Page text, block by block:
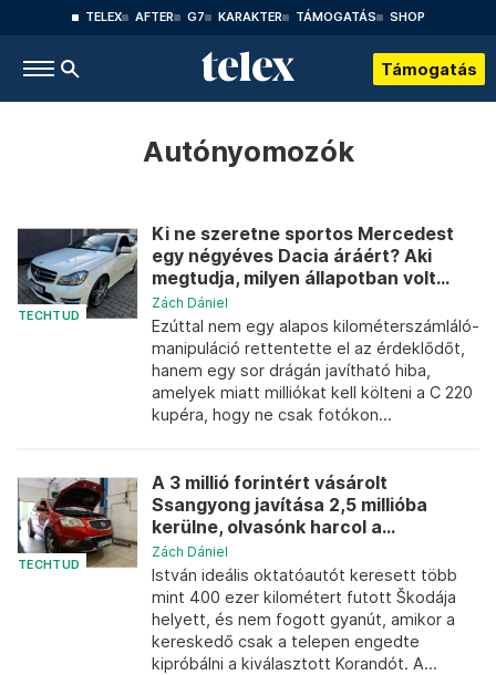
TELEX AFTER G7 KARAKTER TÁMOGATÁS SHOP
Támogatás
Autónyomozók
TECHTUD
Ki ne szeretne sportos Mercedest
egy négyéves Dacia áráért? Aki
megtudja, milyen állapotban volt...
Zách Dániel
Ezúttal nem egy alapos kilométerszámláló-
manipuláció rettentette el az érdeklődőt,
hanem egy sor drágán javítható hiba,
amelyek miatt milliókat kell költeni a C 220
kupéra, hogy ne csak fotókon...
TECHTUD
A 3 millió forintért vásárolt
Ssangyong javítása 2,5 millióba
kerülne, olvasónk harcol a...
Zách Dániel
István ideális oktatóautót keresett több
mint 400 ezer kilométert futott Škodája
helyett, és nem fogott gyanút, amikor a
kereskedő csak a telepen engedte
kipróbálni a kiválasztott Korandót. A...